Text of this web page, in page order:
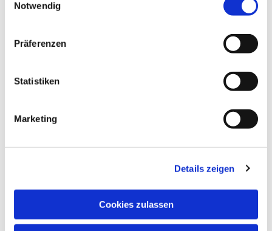
Notwendig
Präferenzen
Statistiken
Marketing
Details zeigen
Cookies zulassen